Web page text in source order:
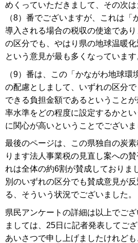
めくっていただきまして、その次は
（8）番でございますが、これは
導入される場合の税収の使途であ
の区分でも、やはり県の地球温暖
という意見が最も多くなっています
（9）番は、この「かながわ地球環
の配慮としまして、いずれの区分
できる負担金額であるということ
率水準をどの程度に設定するかと
に関心が高いということでございま
最後のページは、この県独自の炭
ります法人事業税の見直し案への
れは全体の約6割が賛成しておりま
別のいずれの区分でも賛成意見が
る、そういう状況でございました。
県民アンケートの詳細は以上でご
ましては、25日に記者発表してご
あいさつで申し上げましたけれど